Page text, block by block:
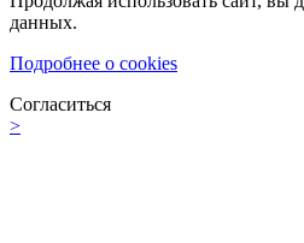
данных.
Подробнее о cookies
Согласиться
>